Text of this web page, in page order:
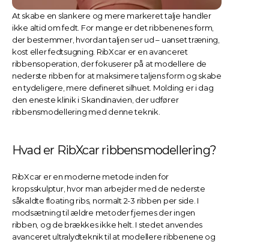
At skabe en slankere og mere markeret talje handler
ikke altid om fedt. For mange er det ribbenenes form,
der bestemmer, hvordan taljen ser ud – uanset træning,
kost eller fedtsugning. RibXcar er en avanceret
ribbensoperation, der fokuserer på at modellere de
nederste ribben for at maksimere taljens form og skabe
en tydeligere, mere defineret silhuet. Molding er i dag
den eneste klinik i Skandinavien, der udfører
ribbensmodellering med denne teknik.
Hvad er RibXcar ribbensmodellering?
RibXcar er en moderne metode inden for
kropsskulptur, hvor man arbejder med de nederste
såkaldte floating ribs, normalt 2-3 ribben per side. I
modsætning til ældre metoder fjernes der ingen
ribben, og de brækkes ikke helt. I stedet anvendes
avanceret ultralydteknik til at modellere ribbenene og